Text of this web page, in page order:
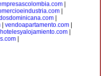
|
|
vendoapartamento.com
hotelesyalojamiento.com|